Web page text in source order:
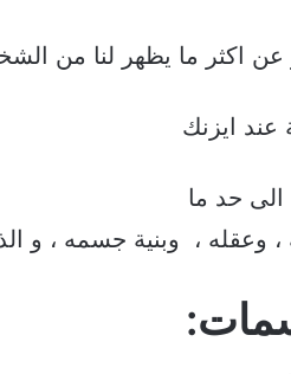
اكثر ما يظهر لنا من
ايزنك
حد ما
، وعقله ، وبنية جسمه ، و